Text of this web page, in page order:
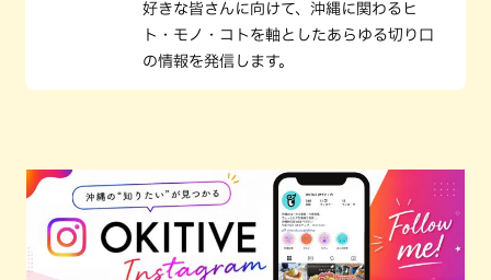
好きな皆さんに向けて、沖縄に関わるヒ
ト・モノ・コトを軸としたあらゆる切り口
の情報を発信します。